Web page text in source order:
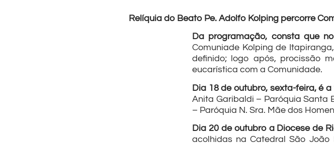
Relíquia do Beato Pe. Adolfo Kolping percorre
Da programação, consta que
Comuniade Kolping de
definido; logo após, procissão
eucarística com a Comunidade.
Dia 18 de outubro, sexta-feira, é
Anita Garibaldi – Paróquia Santa
– Paróquia N. Sra. Mãe dos
Dia 20 de outubro a Diocese de
acolhidas na Catedral São